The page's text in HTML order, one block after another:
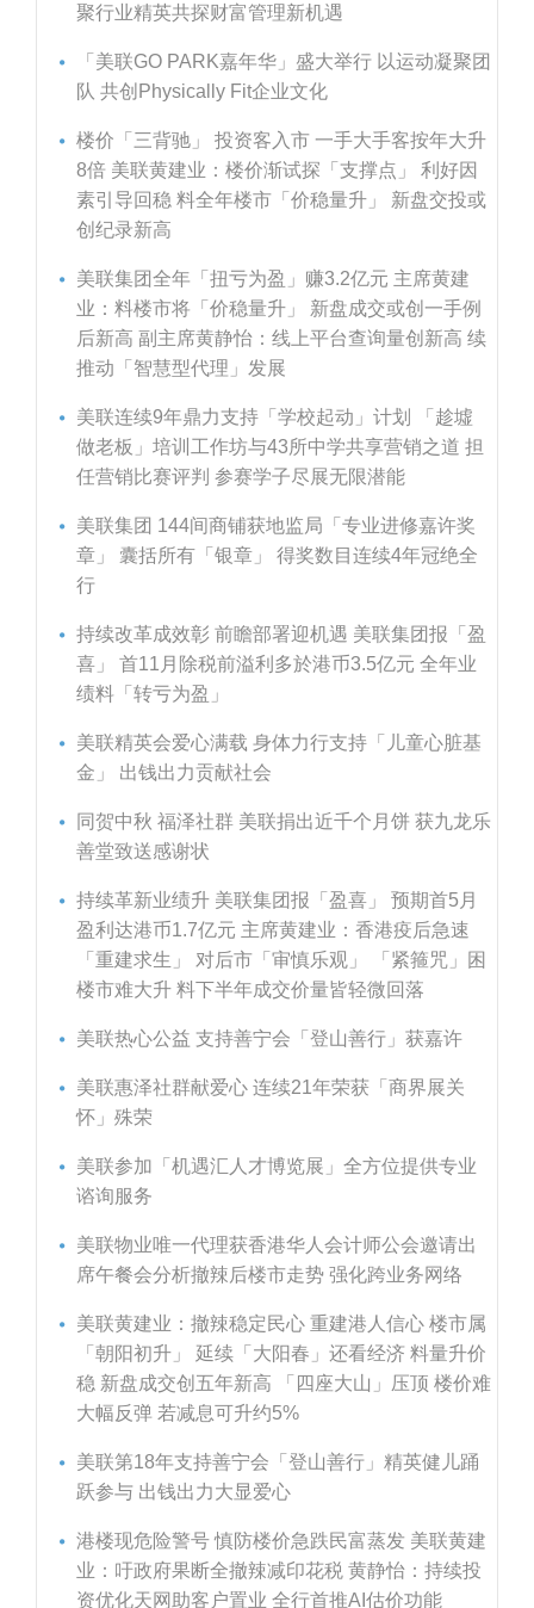
聚行业精英共探财富管理新机遇
「美联GO PARK嘉年华」盛大举行 以运动凝聚团
队 共创Physically Fit企业文化
楼价「三背驰」 投资客入市 一手大手客按年大升
8倍 美联黄建业：楼价渐试探「支撑点」 利好因
素引导回稳 料全年楼市「价稳量升」 新盘交投或
创纪录新高
美联集团全年「扭亏为盈」赚3.2亿元 主席黄建
业：料楼市将「价稳量升」 新盘成交或创一手例
后新高 副主席黄静怡：线上平台查询量创新高 续
推动「智慧型代理」发展
美联连续9年鼎力支持「学校起动」计划 「趁墟
做老板」培训工作坊与43所中学共享营销之道 担
任营销比赛评判 参赛学子尽展无限潜能
美联集团 144间商铺获地监局「专业进修嘉许奖
章」 囊括所有「银章」 得奖数目连续4年冠绝全
行
持续改革成效彰 前瞻部署迎机遇 美联集团报「盈
喜」 首11月除税前溢利多於港币3.5亿元 全年业
绩料「转亏为盈」
美联精英会爱心满载 身体力行支持「儿童心脏基
金」 出钱出力贡献社会
同贺中秋 福泽社群 美联捐出近千个月饼 获九龙乐
善堂致送感谢状
持续革新业绩升 美联集团报「盈喜」 预期首5月
盈利达港币1.7亿元 主席黄建业：香港疫后急速
「重建求生」 对后市「审慎乐观」 「紧箍咒」困
楼市难大升 料下半年成交价量皆轻微回落
美联热心公益 支持善宁会「登山善行」获嘉许
美联惠泽社群献爱心 连续21年荣获「商界展关
怀」殊荣
美联参加「机遇汇人才博览展」全方位提供专业
谘询服务
美联物业唯一代理获香港华人会计师公会邀请出
席午餐会分析撤辣后楼市走势 强化跨业务网络
美联黄建业：撤辣稳定民心 重建港人信心 楼市属
「朝阳初升」 延续「大阳春」还看经济 料量升价
稳 新盘成交创五年新高 「四座大山」压顶 楼价难
大幅反弹 若减息可升约5%
美联第18年支持善宁会「登山善行」精英健儿踊
跃参与 出钱出力大显爱心
港楼现危险警号 慎防楼价急跌民富蒸发 美联黄建
业：吁政府果断全撤辣减印花税 黄静怡：持续投
资优化天网助客户置业 全行首推AI估价功能